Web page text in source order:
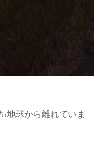
地球から離れていま